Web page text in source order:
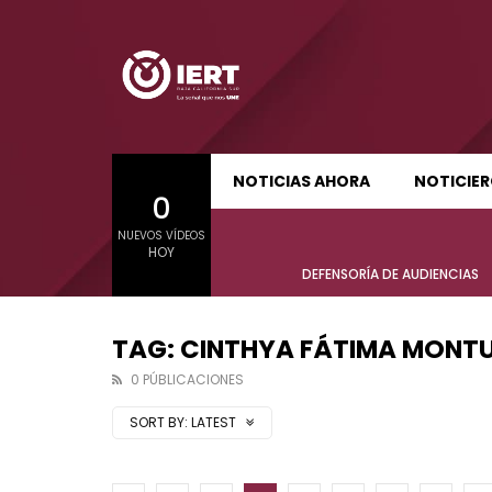
0
NUEVOS VÍDEOS
HOY
NOTICIAS AHORA
SUDCALIFORNIA HOY EDICIÓN MATUTINA
Sudcalifornia Hoy edición matutina
DEFENSORÍA DE AUDIENCIAS
01:21:47
Sudcalifornia Hoy edición matutina
TAG: CINTHYA FÁTIMA
0 PÚBLICACIONES
SORT BY: LATEST